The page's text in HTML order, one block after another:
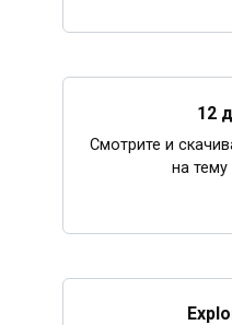
12
Смотрите и
на тему